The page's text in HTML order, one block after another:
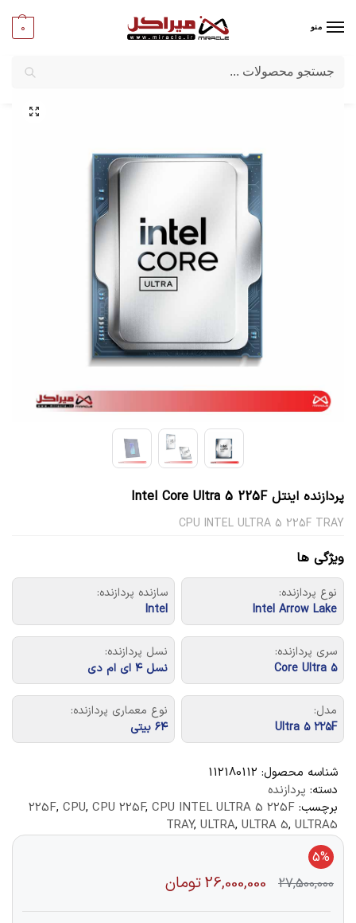
منو 0
میراکل/کامپیوتر/قطعات اصلی
پردازنده اینتل Intel Core Ultra 5 225F
CPU INTEL ULTRA 5 225F TRAY
ویژگی ها
نوع پردازنده:
Intel Arrow Lake
سازنده پردازنده:
Intel
سری پردازنده:
Core Ultra ۵
نسل پردازنده:
نسل ۴ ای ام دی
مدل:
Ultra ۵ ۲۲۵F
نوع معماری پردازنده:
۶۴ بیتی
شناسه محصول: 112180112
دسته: پردازنده
برچسب:
225F, CPU, CPU 225F, CPU INTEL ULTRA 5 225F
TRAY, ULTRA, ULTRA 5, ULTRA5
5%
27,500,000
26,000,000تومان